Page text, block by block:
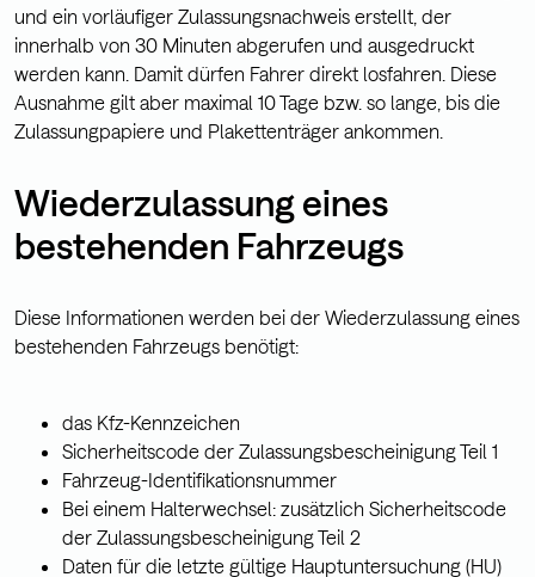
und ein vorläufiger Zulassungsnachweis erstellt, der
innerhalb von 30 Minuten abgerufen und ausgedruckt
werden kann. Damit dürfen Fahrer direkt losfahren. Diese
Ausnahme gilt aber maximal 10 Tage bzw. so lange, bis die
Zulassungpapiere und Plakettenträger ankommen.
Wiederzulassung eines
bestehenden Fahrzeugs
Diese Informationen werden bei der Wiederzulassung eines
bestehenden Fahrzeugs benötigt:
das Kfz-Kennzeichen
Sicherheitscode der Zulassungsbescheinigung Teil 1
Fahrzeug-Identifikationsnummer
Bei einem Halterwechsel: zusätzlich Sicherheitscode
der Zulassungsbescheinigung Teil 2
Daten für die letzte gültige Hauptuntersuchung (HU)